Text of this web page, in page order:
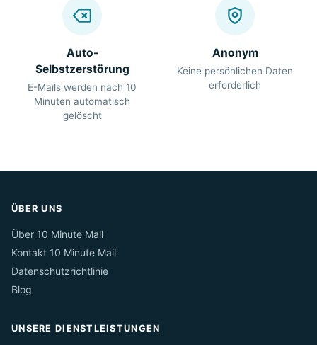
Auto-
Selbstzerstörung
E-Mails werden nach 10
Minuten automatisch
gelöscht
Anonym
Keine persönlichen Daten
erforderlich
ÜBER UNS
Über 10 Minute Mail
Kontakt 10 Minute Mail
Datenschutzrichtlinie
Blog
UNSERE DIENSTLEISTUNGEN